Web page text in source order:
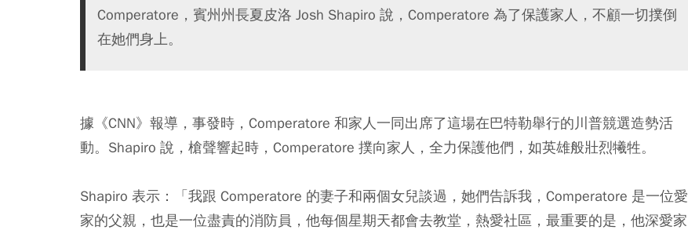
Comperatore，賓州州長夏皮洛 Josh Shapiro 說，Comperatore 為了保護家人，不顧一切撲倒
在她們身上。
據《CNN》報導，事發時，Comperatore 和家人一同出席了這場在巴特勒舉行的川普競選造勢活
動。Shapiro 說，槍聲響起時，Comperatore 撲向家人，全力保護他們，如英雄般壯烈犧牲。
Shapiro 表示：「我跟 Comperatore 的妻子和兩個女兒談過，她們告訴我，Comperatore 是一位愛
家的父親，也是一位盡責的消防員，他每個星期天都會去教堂，熱愛社區，最重要的是，他深愛家